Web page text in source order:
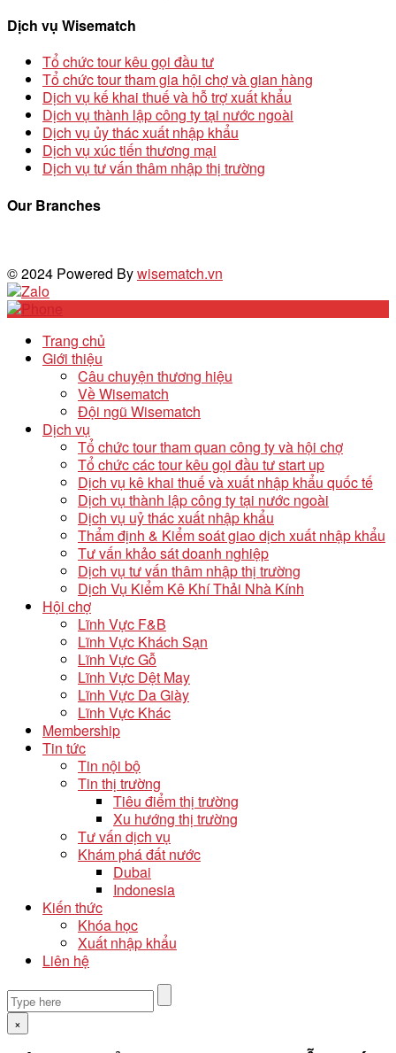
Dịch vụ Wisematch
Tổ chức tour kêu gọi đầu tư
Tổ chức tour tham gia hội chợ và gian hàng
Dịch vụ kế khai thuế và hỗ trợ xuất khẩu
Dịch vụ thành lập công ty tại nước ngoài
Dịch vụ ủy thác xuất nhập khẩu
Dịch vụ xúc tiến thương mại
Dịch vụ tư vấn thâm nhập thị trường
Our Branches
© 2024 Powered Bywisematch.vn
Trang chủ
Giới thiệu
Câu chuyện thương hiệu
Về Wisematch
Đội ngũ Wisematch
Dịch vụ
Tổ chức tour tham quan công ty và hội chợ
Tổ chức các tour kêu gọi đầu tư start up
Dịch vụ kê khai thuế và xuất nhập khẩu quốc tế
Dịch vụ thành lập công ty tại nước ngoài
Dịch vụ uỷ thác xuất nhập khẩu
Thẩm định & Kiểm soát giao dịch xuất nhập khẩu
Tư vấn khảo sát doanh nghiệp
Dịch vụ tư vấn thâm nhập thị trường
Dịch Vụ Kiểm Kê Khí Thải Nhà Kính
Hội chợ
Lĩnh Vực F&B
Lĩnh Vực Khách Sạn
Lĩnh Vực Gỗ
Lĩnh Vực Dệt May
Lĩnh Vực Da Giày
Lĩnh Vực Khác
Membership
Tin tức
Tin nội bộ
Tin thị trường
Tiêu điểm thị trường
Xu hướng thị trường
Tư vấn dịch vụ
Khám phá đất nước
Dubai
Indonesia
Kiến thức
Khóa học
Xuất nhập khẩu
Liên hệ
×